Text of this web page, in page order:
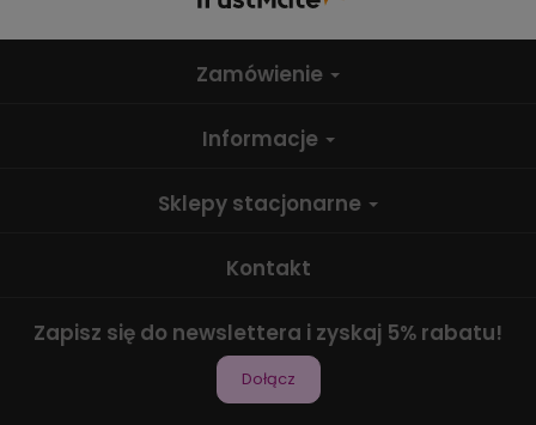
Zamówienie
Informacje
Sklepy stacjonarne
Kontakt
Zapisz się do newslettera i zyskaj 5% rabatu!
Dołącz